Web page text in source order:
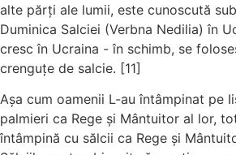
alte părți ale lumii, este cunoscută
Duminica Salciei (Verbna Nedilia) în
cresc în Ucraina - în schimb, se
crenguțe de salcie. [11]
Așa cum oamenii L-au întâmpinat pe
palmieri ca Rege și Mântuitor al lor,
întâmpină cu sălcii ca Rege și